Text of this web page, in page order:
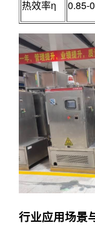
热效率η
0.85-
行业应用场景